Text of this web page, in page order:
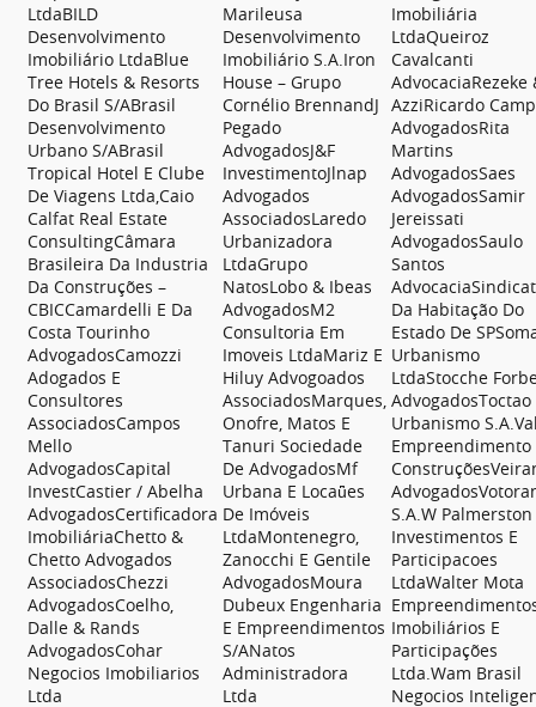
LtdaBILD
Desenvolvimento
Imobiliário LtdaBlue
Tree Hotels & Resorts
Do Brasil S/ABrasil
Desenvolvimento
Urbano S/ABrasil
Tropical Hotel E Clube
De Viagens Ltda,Caio
Calfat Real Estate
ConsultingCâmara
Brasileira Da Industria
Da Construções –
CBICCamardelli E Da
Costa Tourinho
AdvogadosCamozzi
Adogados E
Consultores
AssociadosCampos
Mello
AdvogadosCapital
InvestCastier / Abelha
AdvogadosCertificadora
ImobiliáriaChetto &
Chetto Advogados
AssociadosChezzi
AdvogadosCoelho,
Dalle & Rands
AdvogadosCohar
Negocios Imobiliarios
Ltda
Marileusa
Desenvolvimento
Imobiliário S.A.Iron
House – Grupo
Cornélio BrennandJ
Pegado
AdvogadosJ&F
InvestimentoJlnap
Advogados
AssociadosLaredo
Urbanizadora
LtdaGrupo
NatosLobo & Ibeas
AdvogadosM2
Consultoria Em
Imoveis LtdaMariz E
Hiluy Advogoados
AssociadosMarques,
Onofre, Matos E
Tanuri Sociedade
De AdvogadosMf
Urbana E Locaǖes
De Imóveis
LtdaMontenegro,
Zanocchi E Gentile
AdvogadosMoura
Dubeux Engenharia
E Empreendimentos
S/ANatos
Administradora
Ltda
Imobiliária
LtdaQueiroz
Cavalcanti
AdvocaciaRezeke
AzziRicardo
AdvogadosRita
Martins
AdvogadosSaes
AdvogadosSamir
Jereissati
AdvogadosSaulo
Santos
Da Habitação Do
Estado De
Urbanismo
LtdaStocche
AdvogadosToctao
Urbanismo
Empreendimento
S.A.W Palmerston
Investimentos E
Participacoes
LtdaWalter Mota
Imobiliários E
Participações
Ltda.Wam Brasil
Negocios